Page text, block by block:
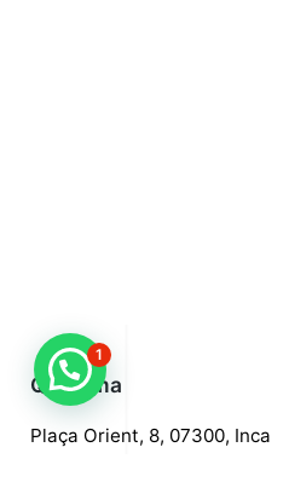
Quaroma
Plaça Orient, 8, 07300, Inca
1